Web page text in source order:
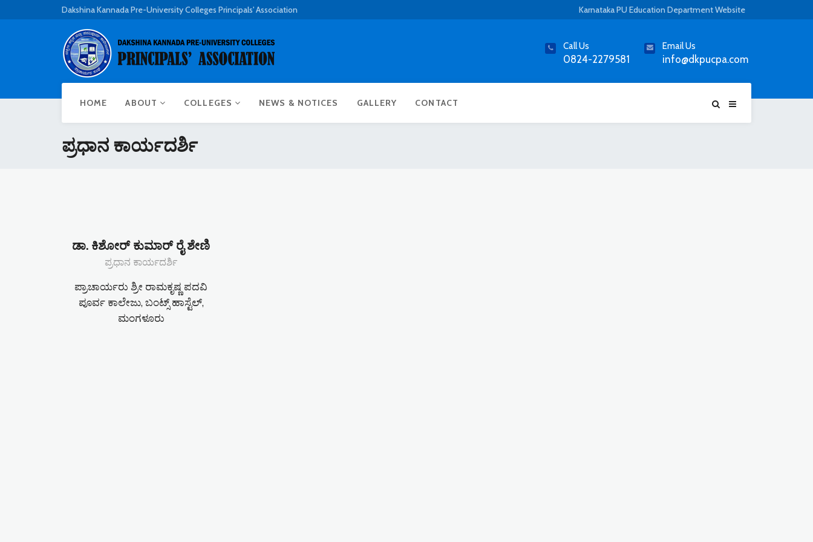
Dakshina Kannada Pre-University Colleges Principals' Association Karnataka PU Education Department Website
Call Us
0824-2279581
Email Us
info@dkpucpa.com
HOME ABOUT COLLEGES NEWS & NOTICES GALLERY CONTACT
ಪ್ರಧಾನ ಕಾರ್ಯದರ್ಶಿ
ಡಾ. ಕಿಶೋರ್ ಕುಮಾರ್ ರೈ ಶೇಣಿ
ಪ್ರಧಾನ ಕಾರ್ಯದರ್ಶಿ
ಪ್ರಾಚಾರ್ಯರು ಶ್ರೀ ರಾಮಕೃಷ್ಣ ಪದವಿ
ಪೂರ್ವ ಕಾಲೇಜು, ಬಂಟ್ಸ್ ಹಾಸ್ಟೆಲ್,
ಮಂಗಳೂರು